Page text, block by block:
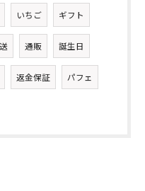
いちご ギフト
通販 誕生日
返金保証 パフェ